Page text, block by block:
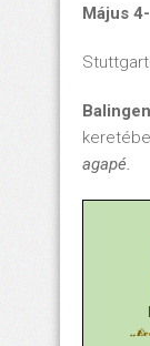
Május
agapé.